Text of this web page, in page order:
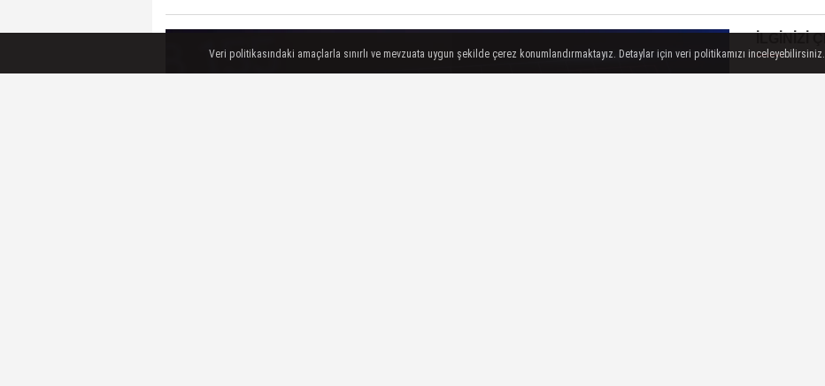
Veri politikasındaki amaçlarla sınırlı ve mevzuata uygun şekilde çerez konumlandırmaktayız. Detaylar için veri politikamızı inceleyebilirsiniz...